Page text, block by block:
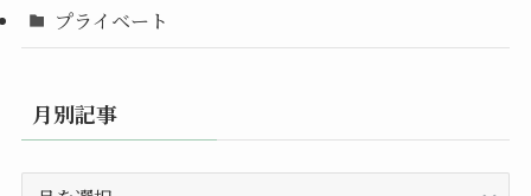
プライベート
月別記事